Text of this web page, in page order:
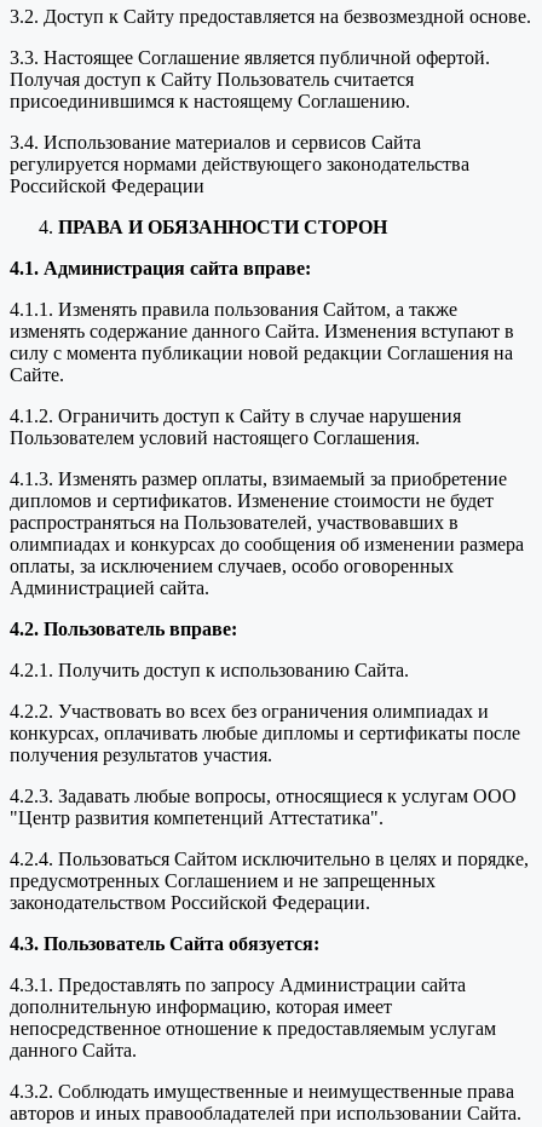
3.2. Доступ к Сайту предоставляется на безвозмездной основе.
3.3. Настоящее Соглашение является публичной офертой.
Получая доступ к Сайту Пользователь считается
присоединившимся к настоящему Соглашению.
3.4. Использование материалов и сервисов Сайта
регулируется нормами действующего законодательства
Российской Федерации
ПРАВА И ОБЯЗАННОСТИ СТОРОН
4.1. Администрация сайта вправе:
4.1.1. Изменять правила пользования Сайтом, а также
изменять содержание данного Сайта. Изменения вступают в
силу с момента публикации новой редакции Соглашения на
Сайте.
4.1.2. Ограничить доступ к Сайту в случае нарушения
Пользователем условий настоящего Соглашения.
4.1.3. Изменять размер оплаты, взимаемый за приобретение
дипломов и сертификатов. Изменение стоимости не будет
распространяться на Пользователей, участвовавших в
олимпиадах и конкурсах до сообщения об изменении размера
оплаты, за исключением случаев, особо оговоренных
Администрацией сайта.
4.2. Пользователь вправе:
4.2.1. Получить доступ к использованию Сайта.
4.2.2. Участвовать во всех без ограничения олимпиадах и
конкурсах, оплачивать любые дипломы и сертификаты после
получения результатов участия.
4.2.3. Задавать любые вопросы, относящиеся к услугам ООО
"Центр развития компетенций Аттестатика".
4.2.4. Пользоваться Сайтом исключительно в целях и порядке,
предусмотренных Соглашением и не запрещенных
законодательством Российской Федерации.
4.3. Пользователь Сайта обязуется:
4.3.1. Предоставлять по запросу Администрации сайта
дополнительную информацию, которая имеет
непосредственное отношение к предоставляемым услугам
данного Сайта.
4.3.2. Соблюдать имущественные и неимущественные права
авторов и иных правообладателей при использовании Сайта.